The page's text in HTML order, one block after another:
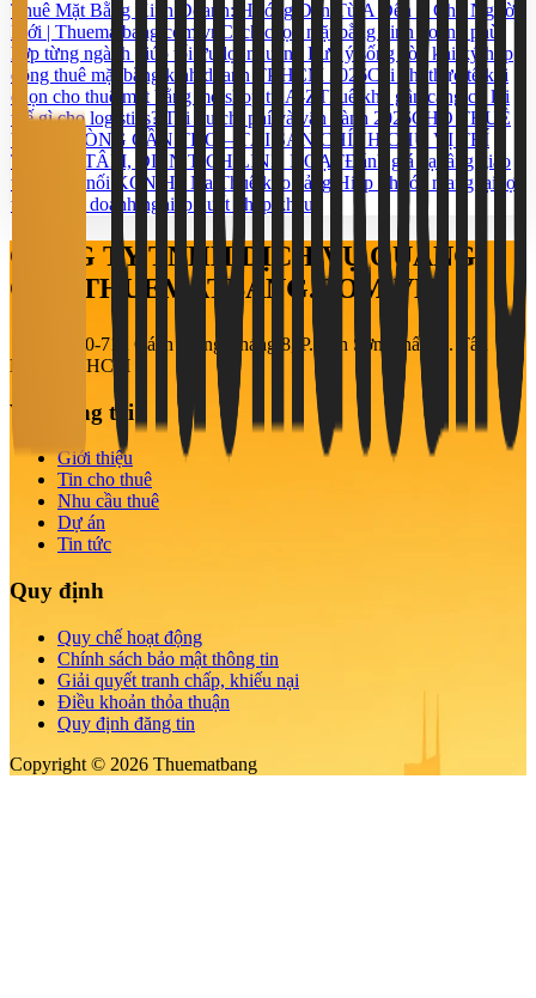
Thuê Mặt Bằng Kinh Doanh: Hướng Dẫn Từ A Đến Z Cho Người
Mới | Thuematbang.com.vn Cách chọn mặt bằng kinh doanh phù
hợp từng ngành giúp tối ưu lợi nhuận 5 Lưu ý sống còn khi ký hợp
đồng thuê mặt bằng kinh doanh TP.HCM 2026Chi phí thực tế khi
chọn cho thuê mặt bằng mở shop từ A-Z Thuê kho gần cảng có lợi
thế gì cho logistics? Tối ưu chi phí và vận hành 2026CHO THUÊ
VĂN PHÒNG CẦN THƠ – TÀI SẢN CHÍNH CHỦ VỊ TRÍ
TRUNG TÂM, DIỆN TÍCH LINH HOẠTĐánh giá hạ tầng giao
thông kết nối KCN Hố Nai
Thuê kho cảng Hiệp Phước mang lại lợi
thế gì cho doanh nghiệp xuất nhập khẩu?
CÔNG TY TNHH DỊCH VỤ QUẢNG
CÁO THUEMATBANG.COM.VN
708-710-712 Cách Mạng Tháng 8, P. Tân Sơn Nhất, Q. Tân
Bình, TP. HCM
Về chúng tôi
Giới thiệu
Tin cho thuê
Nhu cầu thuê
Dự án
Tin tức
Quy định
Quy chế hoạt động
Chính sách bảo mật thông tin
Giải quyết tranh chấp, khiếu nại
Điều khoản thỏa thuận
Quy định đăng tin
Copyright © 2026 Thuematbang